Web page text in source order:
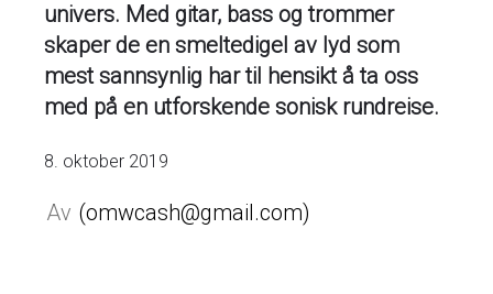
univers. Med gitar, bass og trommer
skaper de en smeltedigel av lyd som
mest sannsynlig har til hensikt å ta oss
med på en utforskende sonisk rundreise.
8. oktober 2019
omwcash@gmail.com